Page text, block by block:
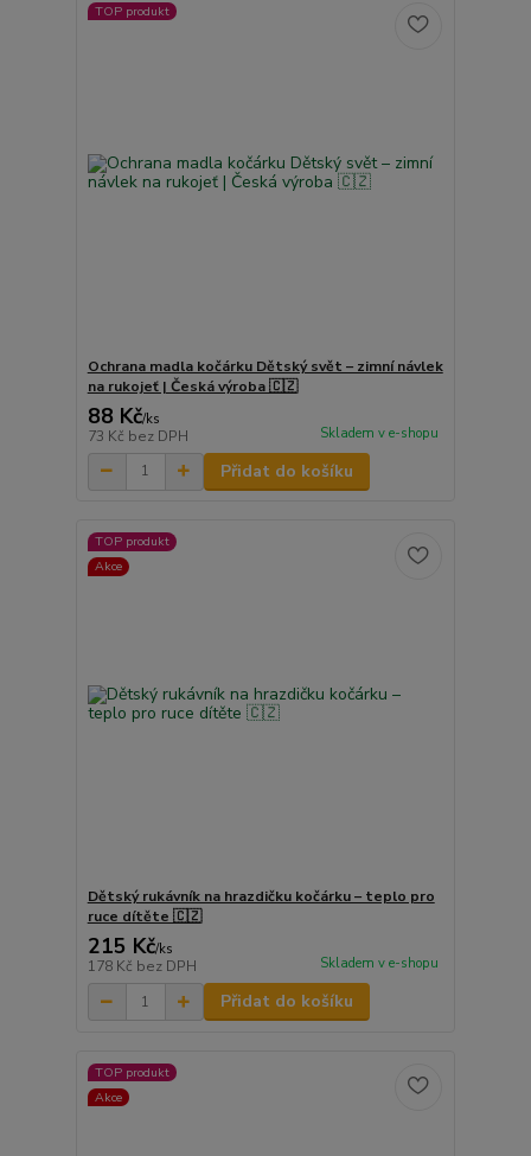
TOP produkt
Ochrana madla kočárku Dětský svět – zimní návlek
na rukojeť | Česká výroba 🇨🇿
88 Kč/ks
73 Kč bez DPH Skladem v e-shopu
Přidat do košíku
TOP produkt
Akce
Dětský rukávník na hrazdičku kočárku – teplo pro
ruce dítěte 🇨🇿
215 Kč/ks
178 Kč bez DPH Skladem v e-shopu
Přidat do košíku
TOP produkt
Akce